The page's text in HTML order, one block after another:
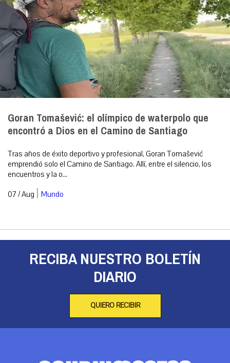
Goran Tomašević: el olímpico de waterpolo que
encontró a Dios en el Camino de Santiago
Tras años de éxito deportivo y profesional, Goran Tomašević
emprendió solo el Camino de Santiago. Allí, entre el silencio, los
encuentros y la o...
07 / Aug | Mundo
RECIBA NUESTRO BOLETÍN
DIARIO
QUIERO RECIBIR